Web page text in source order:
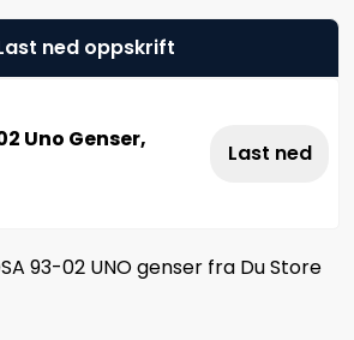
ned oppskrift
Uno Genser,
Last ned
93-02 UNO genser fra Du Store